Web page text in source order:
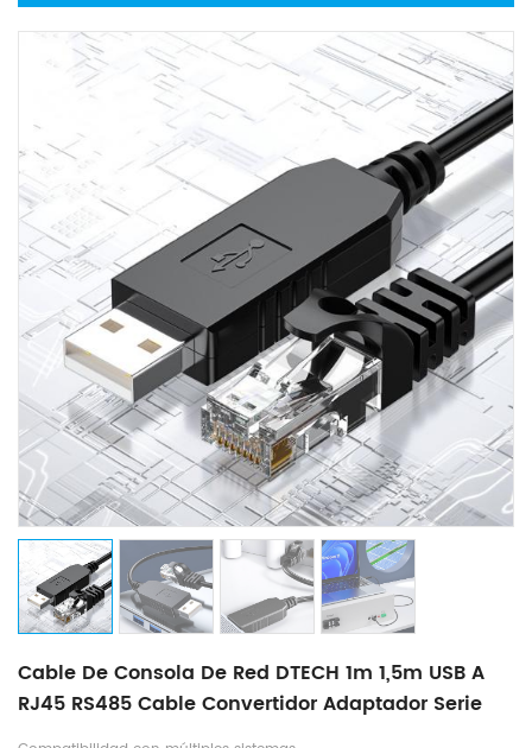
Cable De Consola De Red DTECH 1m 1,5m USB A
RJ45 RS485 Cable Convertidor Adaptador Serie